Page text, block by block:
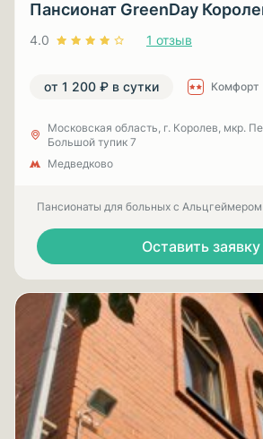
Пансионат GreenDay
4.0 1 отзыв
от 1 200 ₽ в сутки Комфорт
Московская область, г. Королев, мкр.
Большой тупик 7
Медведково
Пансионаты для больных с Альцгеймером
Оставить заявку